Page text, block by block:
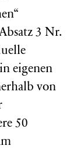
3 Nr.
eigenen
von
50